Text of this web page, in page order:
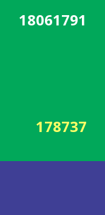
18061791
178737